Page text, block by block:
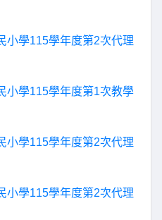
小學115學年度第2次代理
小學115學年度第1次教學
小學115學年度第2次代理
小學115學年度第2次代理